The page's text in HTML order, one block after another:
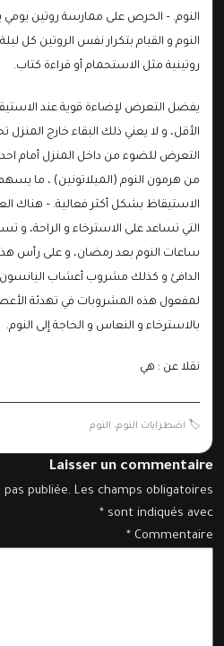
النوم. – الحرص على ممارسة روتين
النوم و القيام بتكرار نفس الروتين كل
روتينية مثل الاستحمام أو قراءة كتاب.
يفضل التعرض لإضاءة قوية عند
الأقل، و لا يعني ذلك البقاء خارج
التعرض للضوء من داخل المنزل أمام
من هرمون النوم (الميلاتونين) ، ما
الاستيقاظ بشكل أكثر فعالية. – هناك
التي تساعد على الاسترخاء و الراحة، و
ساعات النوم بعد رمضان، و على رأس
الدافئ و كذلك مشروب أعشاب اليانسون و
لمفعول هذه المشروبات في تهدئة
بالاسترخاء و النعاس و الحاجة إلى النوم.
نقلا عن : هي
🏷️ اضطرابات النوم، النوم
Laisser un commentaire
publiée. Les champs obligatoires
sont indiqués avec
*
Commentaire
*